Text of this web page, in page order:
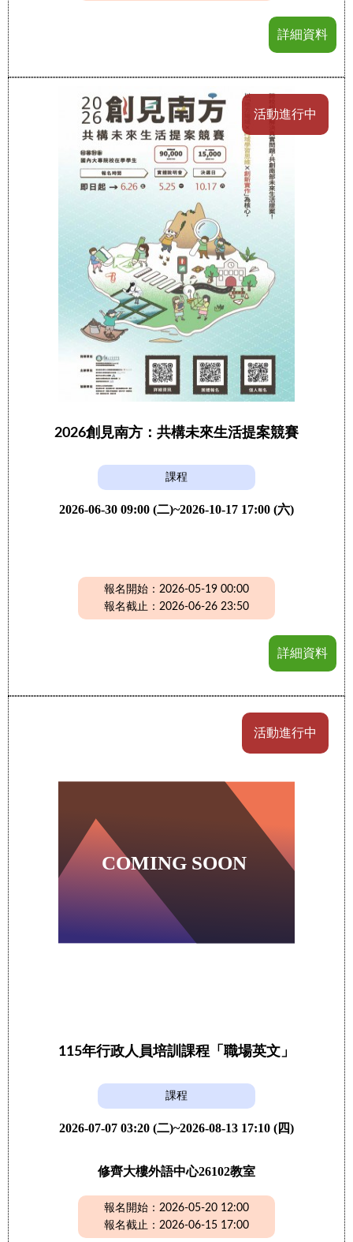
詳細資料
活動進行中
2026創見南方：共構未來生活提案競賽
課程
2026-06-30 09:00 (二)~2026-10-17 17:00 (六)
報名開始：2026-05-19 00:00
報名截止：2026-06-26 23:50
詳細資料
活動進行中
115年行政人員培訓課程「職場英文」
課程
2026-07-07 03:20 (二)~2026-08-13 17:10 (四)
修齊大樓外語中心26102教室
報名開始：2026-05-20 12:00
報名截止：2026-06-15 17:00